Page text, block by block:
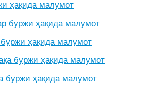
ҳақида малумот
буржи ҳақида малумот
буржи ҳақида малумот